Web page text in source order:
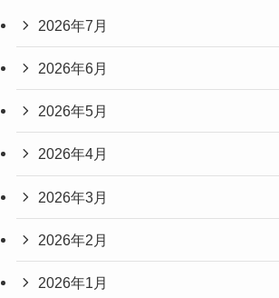
2026年7月
2026年6月
2026年5月
2026年4月
2026年3月
2026年2月
2026年1月